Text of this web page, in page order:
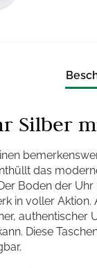
Silber
das
Boden der
in voller
Diese